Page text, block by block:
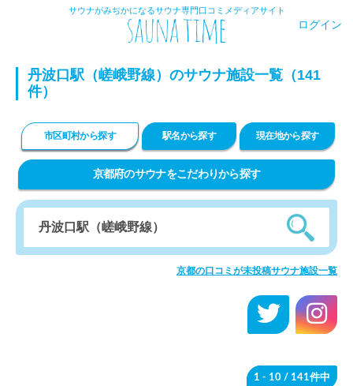
サウナがみぢかになるサウナ専門口コミメディアサイト
ログイン
丹波口駅（嵯峨野線）のサウナ施設一覧（141
件）
市区町村から探す 駅名から探す 現在地から探す
京都府のサウナをこだわりから探す
京都の口コミが未投稿サウナ施設一覧
1 - 10 / 141件中